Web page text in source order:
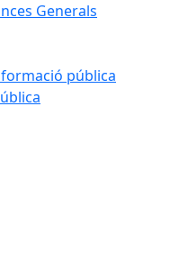
Generals
pública